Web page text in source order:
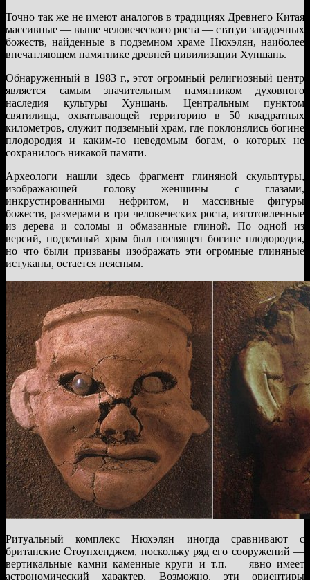
Точно так же не имеют аналогов в традициях Древнего Китая
массивные — выше человеческого роста — статуи загадочных
божеств, найденные в подземном храме Нюхэлян, наиболее
впечатляющем памятнике древней цивилизации Хуншань.
Обнаруженный в 1983 г., этот огромный религиозный центр
является самым значительным памятником духовного
наследия культуры Хуншань. Центральным пунктом
святилища, охватывающей территорию в 50 квадратных
километров, служит подземный храм, где поклонялись богине
плодородия и каким-то неведомым богам, о которых не
сохранилось никакой памяти.
Археологи нашли здесь фрагмент глиняной скульптуры,
изображающей голову женщины с глазами,
инкрустированными нефритом, и массивные фигуры
божеств, размерами в три человеческих роста, изготовленные
из дерева и соломы и обмазанные глиной. По одной из
версий, подземный храм был посвящен богине плодородия,
но что были призваны изображать эти огромные глиняные
истуканы, остается неясным.
Ритуальный комплекс Нюхэлян иногда сравнивают с
британские Стоунхенджем, поскольку ряд его сооружений —
вертикальные камни каменные круги и т.п. — явно имеет
астрономический характер. Возможно, эти ориентиры